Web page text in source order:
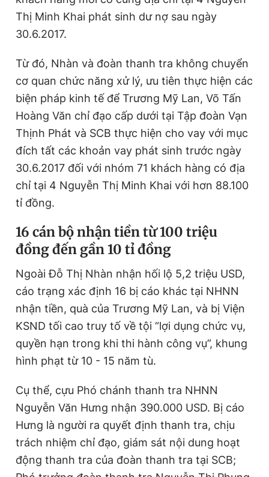
Thị Minh Khai phát sinh dư nợ sau ngày
30.6.2017.
Từ đó, Nhàn và đoàn thanh tra không chuyển
cơ quan chức năng xử lý, ưu tiên thực hiện các
biện pháp kinh tế để Trương Mỹ Lan, Võ Tấn
Hoàng Văn chỉ đạo cấp dưới tại Tập đoàn Vạn
Thịnh Phát và SCB thực hiện cho vay với mục
đích tất các khoản vay phát sinh trước ngày
30.6.2017 đối với nhóm 71 khách hàng có địa
chỉ tại 4 Nguyễn Thị Minh Khai với hơn 88.100
tỉ đồng.
16 cán bộ nhận tiền từ 100 triệu
đồng đến gần 10 tỉ đồng
Ngoài Đỗ Thị Nhàn nhận hối lộ 5,2 triệu USD,
cáo trạng xác định 16 bị cáo khác tại NHNN
nhận tiền, quà của Trương Mỹ Lan, và bị Viện
KSND tối cao truy tố về tội “lợi dụng chức vụ,
quyền hạn trong khi thi hành công vụ”, khung
hình phạt từ 10 - 15 năm tù.
Cụ thể, cựu Phó chánh thanh tra NHNN
Nguyễn Văn Hưng nhận 390.000 USD. Bị cáo
Hưng là người ra quyết định thanh tra, chịu
trách nhiệm chỉ đạo, giám sát nội dung hoạt
động thanh tra của đoàn thanh tra tại SCB;